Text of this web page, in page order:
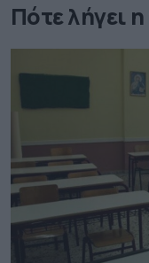
Πότε λήγει